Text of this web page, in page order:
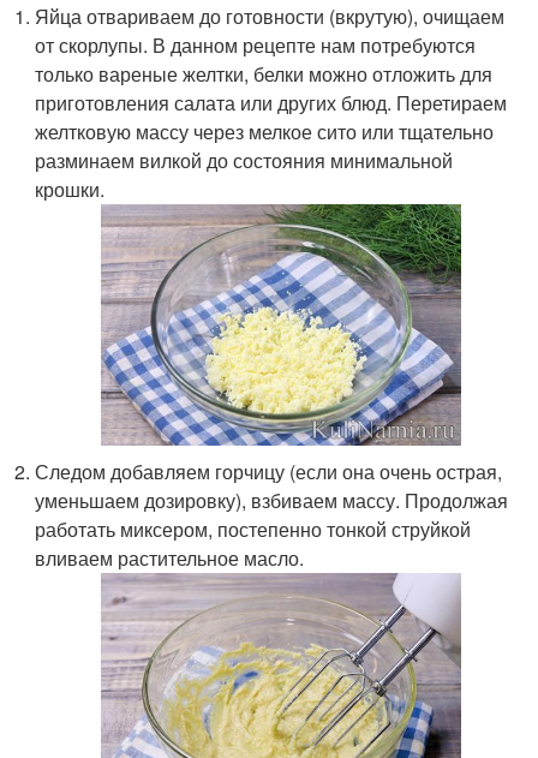
Яйца отвариваем до готовности (вкрутую), очищаем
от скорлупы. В данном рецепте нам потребуются
только вареные желтки, белки можно отложить для
приготовления салата или других блюд. Перетираем
желтковую массу через мелкое сито или тщательно
разминаем вилкой до состояния минимальной
крошки.
Следом добавляем горчицу (если она очень острая,
уменьшаем дозировку), взбиваем массу. Продолжая
работать миксером, постепенно тонкой струйкой
вливаем растительное масло.